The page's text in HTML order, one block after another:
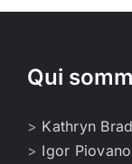
Qui
> Kathryn
> Igor Piovano